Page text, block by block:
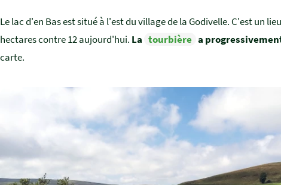
Le lac d'en Bas est situé à l'est du village de la Godivelle. C'est un
hectares contre 12 aujourd'hui. La tourbière a
carte.